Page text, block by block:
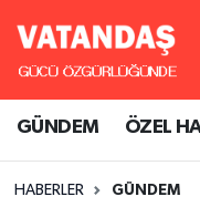
GÜNDEM ÖZEL
HABERLER GÜNDEM
GÜNDEM
SPOR
Hava Durumu
Süper Lig Puan